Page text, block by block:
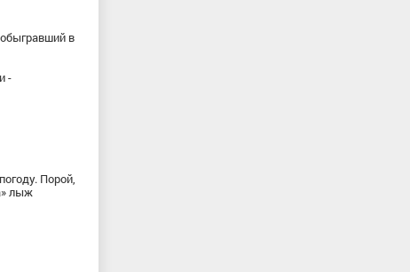
в
-
Порой,
лыж